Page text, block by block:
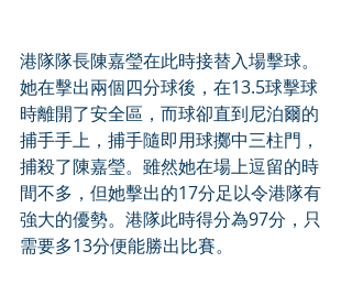
港隊隊長陳嘉瑩在此時接替入場擊球。
她在擊出兩個四分球後，在13.5球擊球
時離開了安全區，而球卻直到尼泊爾的
捕手手上，捕手隨即用球擲中三柱門，
捕殺了陳嘉瑩。雖然她在場上逗留的時
間不多，但她擊出的17分足以令港隊有
強大的優勢。港隊此時得分為97分，只
需要多13分便能勝出比賽。